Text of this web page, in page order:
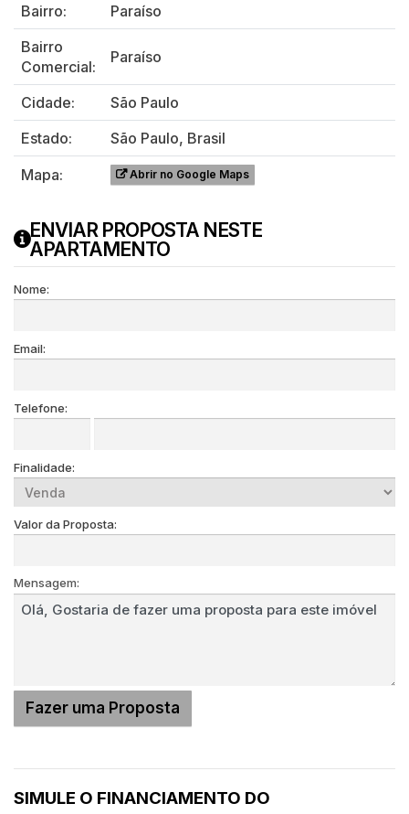
Bairro:
Paraíso
Bairro
Comercial:
Paraíso
Cidade:
São Paulo
Estado:
São Paulo, Brasil
Mapa:
Abrir no Google Maps
ENVIAR PROPOSTA NESTE
APARTAMENTO
Nome:
Email:
Telefone:
Finalidade:
Valor da Proposta:
Mensagem:
SIMULE O FINANCIAMENTO DO